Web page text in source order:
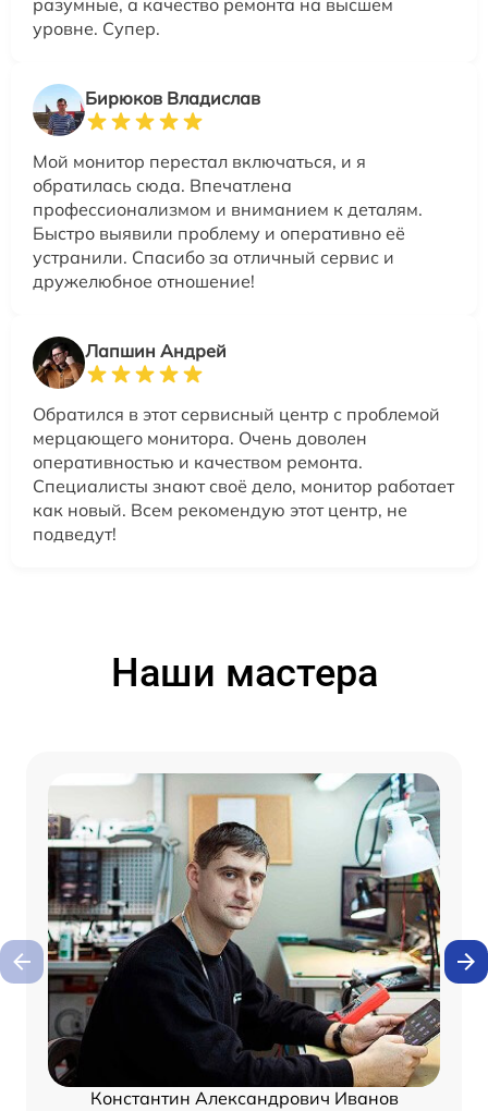
разумные, а качество ремонта на высшем
уровне. Супер.
Бирюков Владислав
Мой монитор перестал включаться, и я
обратилась сюда. Впечатлена
профессионализмом и вниманием к деталям.
Быстро выявили проблему и оперативно её
устранили. Спасибо за отличный сервис и
дружелюбное отношение!
Лапшин Андрей
Обратился в этот сервисный центр с проблемой
мерцающего монитора. Очень доволен
оперативностью и качеством ремонта.
Специалисты знают своё дело, монитор работает
как новый. Всем рекомендую этот центр, не
подведут!
Наши мастера
Константин Александрович Иванов